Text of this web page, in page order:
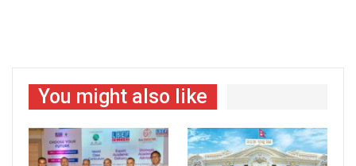
You might also like